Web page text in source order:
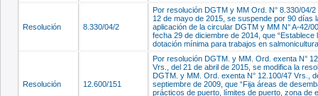
Resolución 8.330/04/2
Por resolución DGTM y MM Ord. N° 8.330/04/2
12 de mayo de 2015, se suspende por 90 días
aplicación de la circular DGTM y MM N° A-42/
fecha 29 de diciembre de 2014, que “Establece
dotación mínima para trabajos en
Resolución 12.600/151
Por resolución DGTM. y MM. Ord. exenta N°
Vrs., del 21 de abril de 2015, se modifica la
DGTM. y MM. Ord. exenta N° 12.100/47 Vrs.,
septiembre de 2009, que “Fija áreas de
prácticos de puerto, límites de puerto, zona de